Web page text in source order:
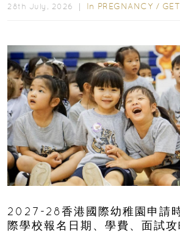
28th July, 2026 ｜ In PREGNANCY /
2027-28香港國際幼稚園申請
際學校報名日期、學費、面試攻